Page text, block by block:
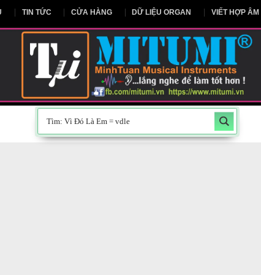
CHỦ TIN TỨC CỬA HÀNG DỮ LIỆU ORGAN